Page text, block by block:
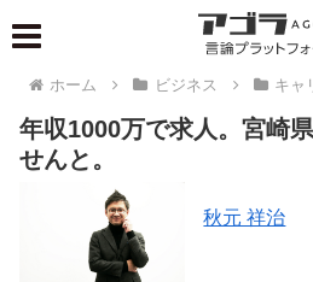
ホーム ビジネス キャ
年収1000万で求人。宮崎
せんと。
秋元 祥治